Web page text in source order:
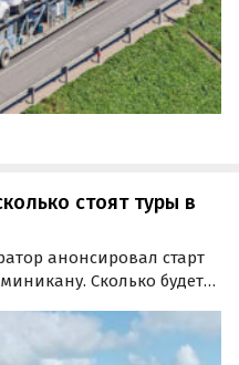
стоят туры в
анонсировал старт
Сколько будет
России (АТОР).